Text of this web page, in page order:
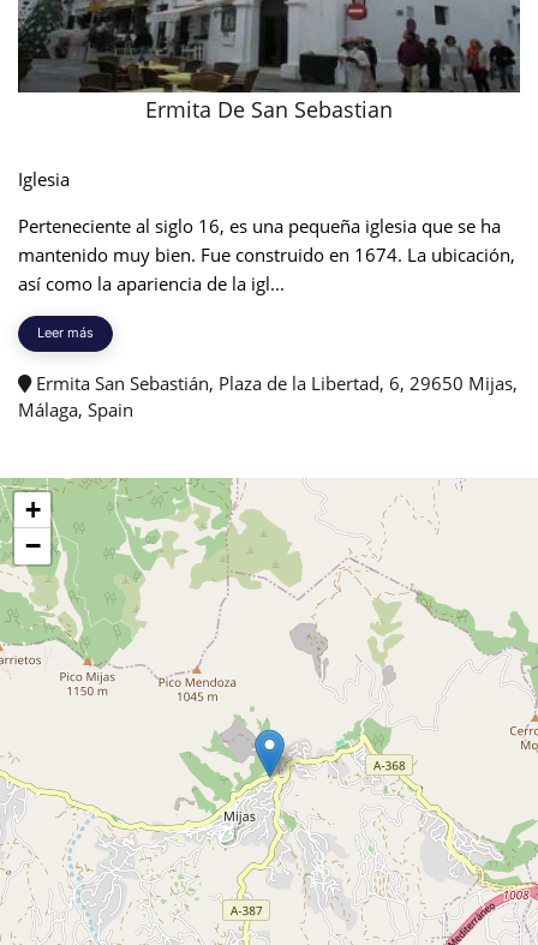
Ermita De San Sebastian
Iglesia
Perteneciente al siglo 16, es una pequeña iglesia que se ha
mantenido muy bien. Fue construido en 1674. La ubicación,
así como la apariencia de la igl...
Leer más
Ermita San Sebastián, Plaza de la Libertad, 6, 29650 Mijas,
Málaga, Spain
+
−